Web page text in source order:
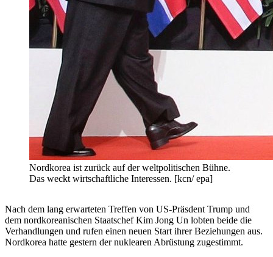
Nordkorea ist zurück auf der weltpolitischen Bühne.
Das weckt wirtschaftliche Interessen. [kcn/ epa]
Nach dem lang erwarteten Treffen von US-Präsdent Trump und
dem nordkoreanischen Staatschef Kim Jong Un lobten beide die
Verhandlungen und rufen einen neuen Start ihrer Beziehungen aus.
Nordkorea hatte gestern der nuklearen Abrüstung zugestimmt.